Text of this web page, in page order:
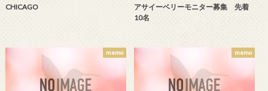
CHICAGO
アサイーベリーモニター募集 先着
10名
memo memo